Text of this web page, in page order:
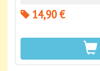
14,90 €